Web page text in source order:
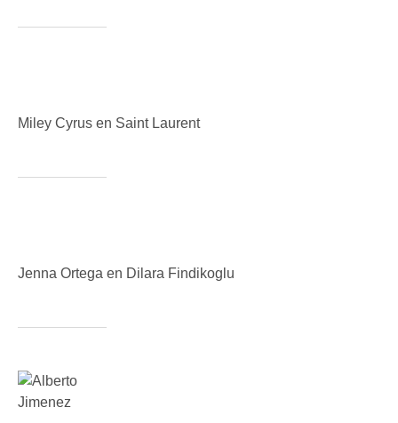
Miley Cyrus en Saint Laurent
Jenna Ortega en Dilara Findikoglu